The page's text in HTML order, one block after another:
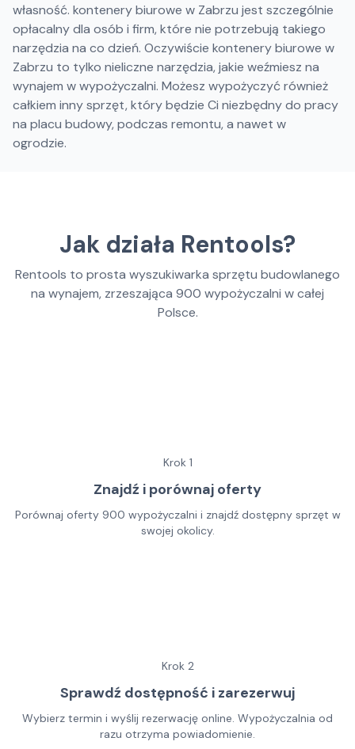
własność. kontenery biurowe w Zabrzu jest szczególnie
opłacalny dla osób i firm, które nie potrzebują takiego
narzędzia na co dzień. Oczywiście kontenery biurowe w
Zabrzu to tylko nieliczne narzędzia, jakie weźmiesz na
wynajem w wypożyczalni. Możesz wypożyczyć również
całkiem inny sprzęt, który będzie Ci niezbędny do pracy
na placu budowy, podczas remontu, a nawet w
ogrodzie.
Jak działa Rentools?
Rentools to prosta wyszukiwarka sprzętu budowlanego
na wynajem, zrzeszająca 900 wypożyczalni w całej
Polsce.
Krok 1
Znajdź i porównaj oferty
Porównaj oferty 900 wypożyczalni i znajdź dostępny sprzęt w
swojej okolicy.
Krok 2
Sprawdź dostępność i zarezerwuj
Wybierz termin i wyślij rezerwację online. Wypożyczalnia od
razu otrzyma powiadomienie.